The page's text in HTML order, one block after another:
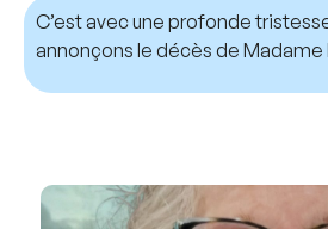
C’est avec une profonde
annonçons le décès de Madame